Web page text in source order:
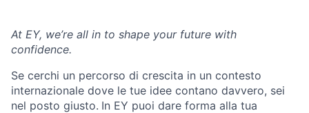
At EY, we’re all in to shape your future with
confidence.
Se cerchi un percorso di crescita in un contesto
internazionale dove le tue idee contano davvero, sei
nel posto giusto. In EY puoi dare forma alla tua